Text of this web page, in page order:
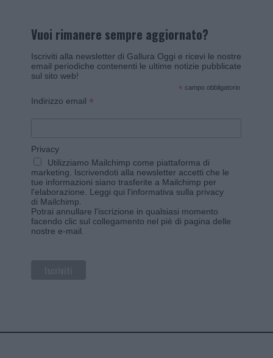
Vuoi rimanere sempre aggiornato?
Iscriviti alla newsletter di Gallura Oggi e ricevi le nostre
email periodiche contenenti le ultime notizie pubblicate
sul sito web!
* campo obbligatorio
Indirizzo email *
Privacy
Utilizziamo Mailchimp come piattaforma di
marketing. Iscrivendoti alla newsletter accetti che le
tue informazioni siano trasferite a Mailchimp per
l'elaborazione. Leggi qui l'informativa sulla privacy
di Mailchimp.
Potrai annullare l'iscrizione in qualsiasi momento
facendo clic sul collegamento nel piè di pagina delle
nostre e-mail.